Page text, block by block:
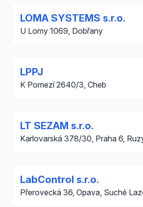
LOMA SYSTEMS s.r.o.
U Lomy 1069, Dobřany
LPPJ
K Pomezí 2640/3, Cheb
LT SEZAM s.r.o.
Karlovarská 378/30, Praha 6,
LabControl s.r.o.
Přerovecká 36, Opava, Suché